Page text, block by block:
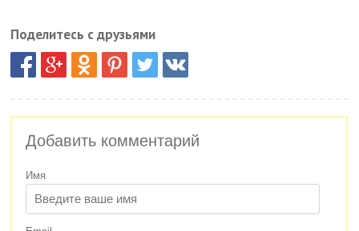
Поделитесь с друзьями
Добавить комментарий
Имя